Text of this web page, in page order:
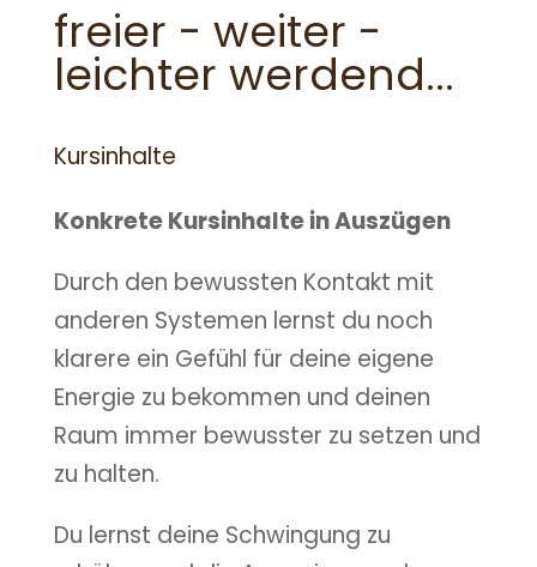
freier - weiter -
leichter werdend...
Kursinhalte
Konkrete Kursinhalte in Auszügen
Durch den bewussten Kontakt mit
anderen Systemen lernst du noch
klarere ein Gefühl für deine eigene
Energie zu bekommen und deinen
Raum immer bewusster zu setzen und
zu halten.
Du lernst deine Schwingung zu